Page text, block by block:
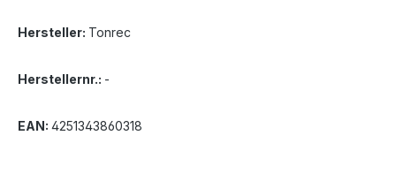
Hersteller: Tonrec
Herstellernr.: -
EAN: 4251343860318